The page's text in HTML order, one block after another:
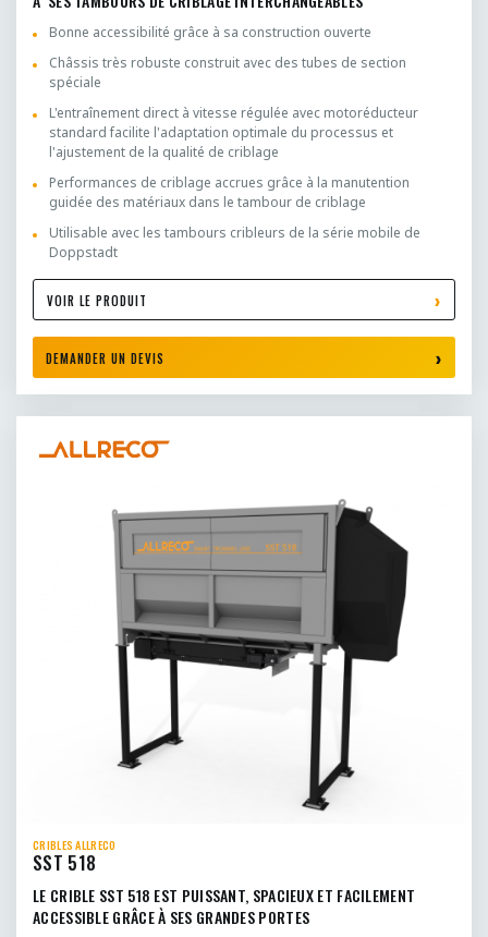
Bonne accessibilité grâce à sa construction ouverte
Châssis très robuste construit avec des tubes de section
spéciale
L'entraînement direct à vitesse régulée avec motoréducteur
standard facilite l'adaptation optimale du processus et
l'ajustement de la qualité de criblage
Performances de criblage accrues grâce à la manutention
guidée des matériaux dans le tambour de criblage
Utilisable avec les tambours cribleurs de la série mobile de
Doppstadt
VOIR LE PRODUIT
DEMANDER UN DEVIS
CRIBLES ALLRECO
SST 518
LE CRIBLE SST 518 EST PUISSANT, SPACIEUX ET FACILEMENT
ACCESSIBLE GRÂCE À SES GRANDES PORTES